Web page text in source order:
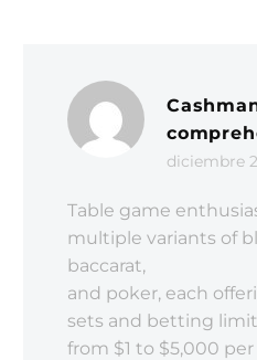
diciembre
Table game
multiple variants of
baccarat,
and poker, each
sets and betting
from $1 to $5,000